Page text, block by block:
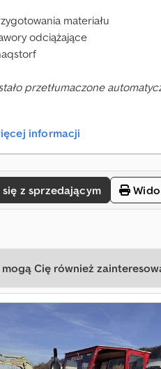
materiału
odciążające
przetłumaczone
informacji
z sprzedającym
mogą Cię również